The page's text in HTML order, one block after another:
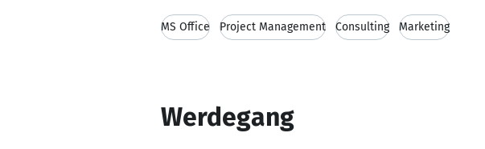
MS Office Project Management Consulting Marketing
Werdegang